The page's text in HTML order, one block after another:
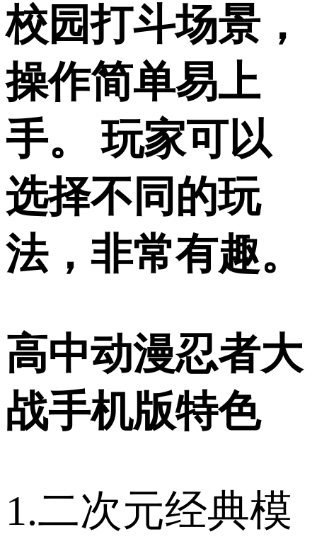
校园打斗场景，
操作简单易上
手。 玩家可以
选择不同的玩
法，非常有趣。
高中动漫忍者大
战手机版特色
1.二次元经典模